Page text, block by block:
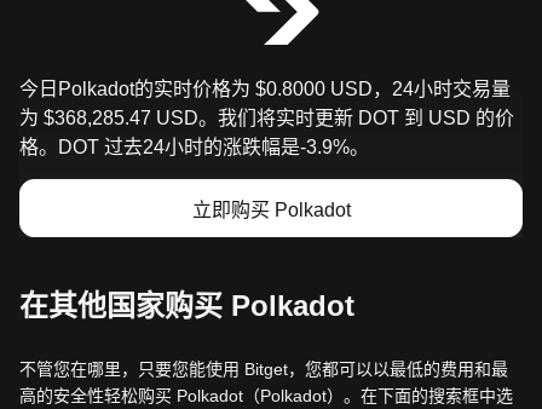
今日Polkadot的实时价格为 $0.8000 USD，24小时交易量
为 $368,285.47 USD。我们将实时更新 DOT 到 USD 的价
格。DOT 过去24小时的涨跌幅是-3.9%。
立即购买 Polkadot
在其他国家购买 Polkadot
不管您在哪里，只要您能使用 Bitget，您都可以以最低的费用和最
高的安全性轻松购买 Polkadot（Polkadot）。在下面的搜索框中选